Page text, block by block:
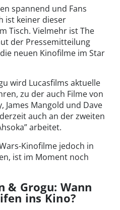
spannend und Fans
ist keiner dieser
Tisch. Vielmehr ist The
der Pressemitteilung
neuen Kinofilme im Star
wird Lucasfilms aktuelle
zu der auch Filme von
James Mangold und Dave
auch an der zweiten
arbeitet.
Kinofilme jedoch in
ist im Moment noch
& Grogu: Wann
ins Kino?